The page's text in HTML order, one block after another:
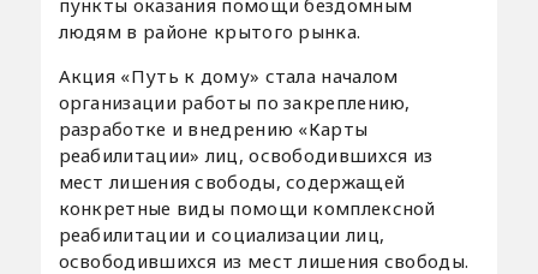
людям в районе крытого рынка.
Акция «Путь к дому» стала началом
организации работы по закреплению,
разработке и внедрению «Карты
реабилитации» лиц, освободившихся из
мест лишения свободы, содержащей
конкретные виды помощи комплексной
реабилитации и социализации лиц,
освободившихся из мест лишения свободы.